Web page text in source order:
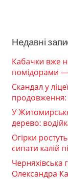
Недавні
Кабачки вже
помідорами —
Скандал у
продовження:
У
дерево:
Огірки
сипати калій
Черняхівська
Олександра